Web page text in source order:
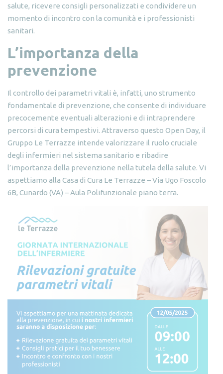
salute, ricevere consigli personalizzati e condividere un
momento di incontro con la comunità e i professionisti
sanitari.
L’importanza della
prevenzione
Il controllo dei parametri vitali è, infatti, uno strumento
fondamentale di prevenzione, che consente di individuare
precocemente eventuali alterazioni e di intraprendere
percorsi di cura tempestivi. Attraverso questo Open Day, il
Gruppo Le Terrazze intende valorizzare il ruolo cruciale
degli infermieri nel sistema sanitario e ribadire
l’importanza della prevenzione nella tutela della salute. Vi
aspettiamo alla Casa di Cura Le Terrazze – Via Ugo Foscolo
6B, Cunardo (VA) – Aula Polifunzionale piano terra.